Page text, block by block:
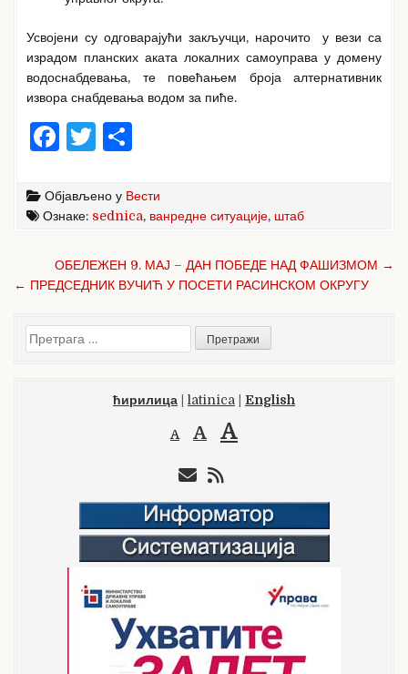
Усвојени су одговарајући закључци, нарочито у вези са
израдом планских аката локалних самоуправа у домену
водоснабдевања, те повећањем броја алтернативник
извора снабдевања водом за пиће.
F
c
e
b
o
k
T
it
te
r
ar
e
Објављено у Вести
Ознаке: sednica, ванредне ситуације, штаб
Кретање
чланка
ОБЕЛЕЖЕН 9. МАЈ – ДАН ПОБЕДЕ НАД ФАШИЗМОМ →
← ПРЕДСЕДНИК ВУЧИЋ У ПОСЕТИ РАСИНСКОМ ОКРУГУ
Претрага
за:
ћирилица | latinica | English
A A A